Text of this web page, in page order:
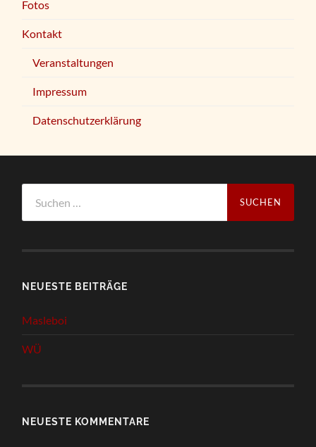
Fotos
Kontakt
Veranstaltungen
Impressum
Datenschutzerklärung
nach:
NEUESTE BEITRÄGE
Masleboi
WÜ
NEUESTE KOMMENTARE